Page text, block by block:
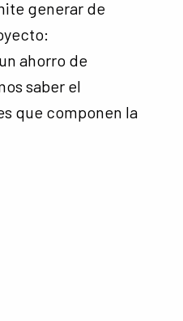
generar de
ahorro de
saber el
que componen la